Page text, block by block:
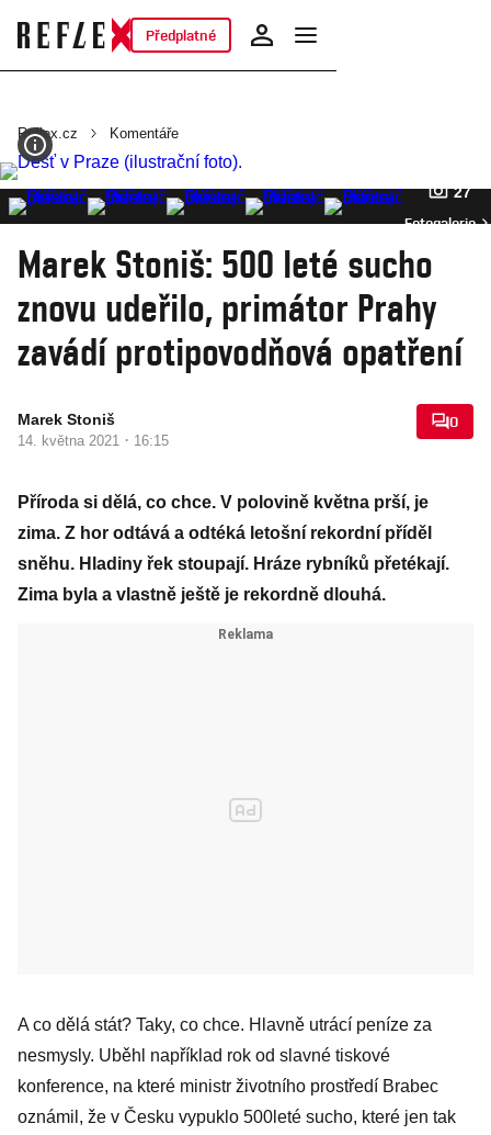
Předplatné
Reflex.cz Komentáře
27
Fotogalerie
Marek Stoniš: 500 leté sucho
znovu udeřilo, primátor Prahy
zavádí protipovodňová opatření
Marek Stoniš
14. května 2021 · 16:15
0
Příroda si dělá, co chce. V polovině května prší, je
zima. Z hor odtává a odtéká letošní rekordní příděl
sněhu. Hladiny řek stoupají. Hráze rybníků přetékají.
Zima byla a vlastně ještě je rekordně dlouhá.
A co dělá stát? Taky, co chce. Hlavně utrácí peníze za
nesmysly. Uběhl například rok od slavné tiskové
konference, na které ministr životního prostředí Brabec
oznámil, že v Česku vypuklo 500leté sucho, které jen tak